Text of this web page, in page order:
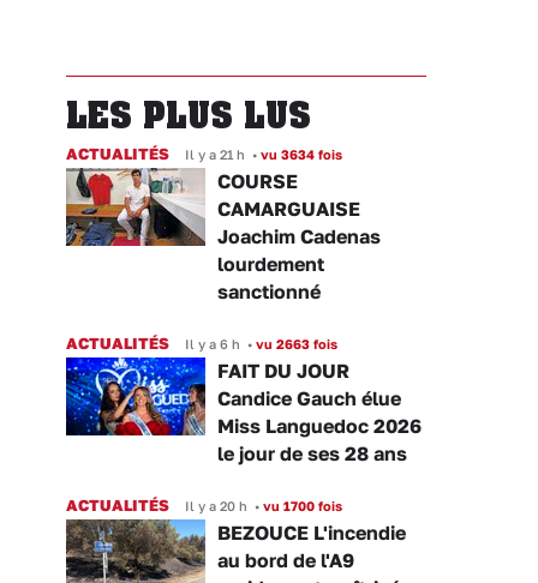
LES PLUS LUS
ACTUALITÉS Il y a 21 h • vu 3634 fois
COURSE
CAMARGUAISE
Joachim Cadenas
lourdement
sanctionné
ACTUALITÉS Il y a 6 h • vu 2663 fois
FAIT DU JOUR
Candice Gauch élue
Miss Languedoc 2026
le jour de ses 28 ans
ACTUALITÉS Il y a 20 h • vu 1700 fois
BEZOUCE L'incendie
au bord de l'A9